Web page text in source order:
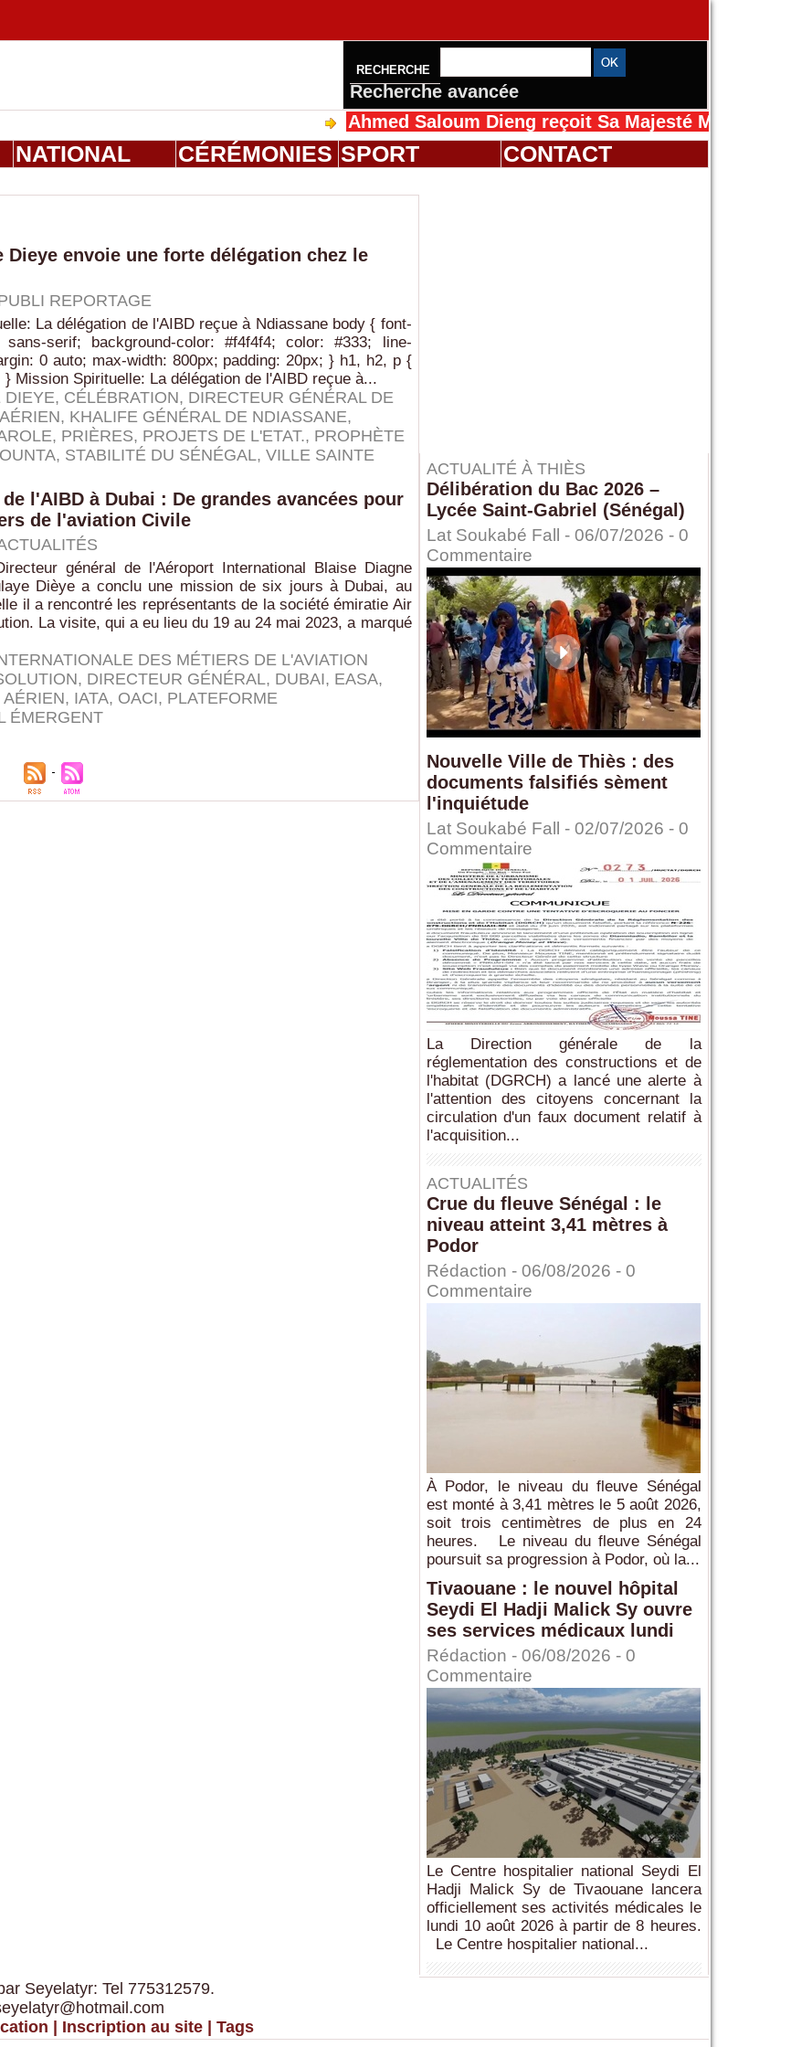
RECHERCHE
Recherche avancée
Ahmed Saloum Dieng reçoit Sa Majesté Mansah Cissé au
NATIONAL CÉRÉMONIES SPORT CONTACT
Dieye envoie une forte délégation chez le
REPORTAGE
La délégation de l'AIBD reçue à Ndiassane body { font-
serif; background-color: #f4f4f4; color: #333; line-
0 auto; max-width: 800px; padding: 20px; } h1, h2, p {
} Mission Spirituelle: La délégation de l'AIBD reçue à...
DIEYE, CÉLÉBRATION, DIRECTEUR GÉNÉRAL DE
, KHALIFE GÉNÉRAL DE NDIASSANE,
, PRIÈRES, PROJETS DE L'ETAT., PROPHÈTE
, STABILITÉ DU SÉNÉGAL, VILLE SAINTE
l'AIBD à Dubai : De grandes avancées pour
de l'aviation Civile
général de l'Aéroport International Blaise Diagne
Dièye a conclu une mission de six jours à Dubai, au
il a rencontré les représentants de la société émiratie Air
La visite, qui a eu lieu du 19 au 24 mai 2023, a marqué
DES MÉTIERS DE L'AVIATION
, DIRECTEUR GÉNÉRAL, DUBAI, EASA,
AÉRIEN, IATA, OACI, PLATEFORME
ÉMERGENT
ACTUALITÉ À THIÈS
Délibération du Bac 2026 –
Lycée Saint-Gabriel (Sénégal)
Lat Soukabé Fall - 06/07/2026 - 0
Commentaire
Nouvelle Ville de Thiès : des
documents falsifiés sèment
l'inquiétude
Lat Soukabé Fall - 02/07/2026 - 0
Commentaire
La Direction générale de la
réglementation des constructions et de
l'habitat (DGRCH) a lancé une alerte à
l'attention des citoyens concernant la
circulation d'un faux document relatif à
l'acquisition...
ACTUALITÉS
Crue du fleuve Sénégal : le
niveau atteint 3,41 mètres à
Podor
Rédaction - 06/08/2026 - 0
Commentaire
À Podor, le niveau du fleuve Sénégal
est monté à 3,41 mètres le 5 août 2026,
soit trois centimètres de plus en 24
heures. Le niveau du fleuve Sénégal
poursuit sa progression à Podor, où la...
Tivaouane : le nouvel hôpital
Seydi El Hadji Malick Sy ouvre
ses services médicaux lundi
Rédaction - 06/08/2026 - 0
Commentaire
Le Centre hospitalier national Seydi El
Hadji Malick Sy de Tivaouane lancera
officiellement ses activités médicales le
lundi 10 août 2026 à partir de 8 heures.
Le Centre hospitalier national...
Seyelatyr: Tel 775312579.
Inscription au site Tags